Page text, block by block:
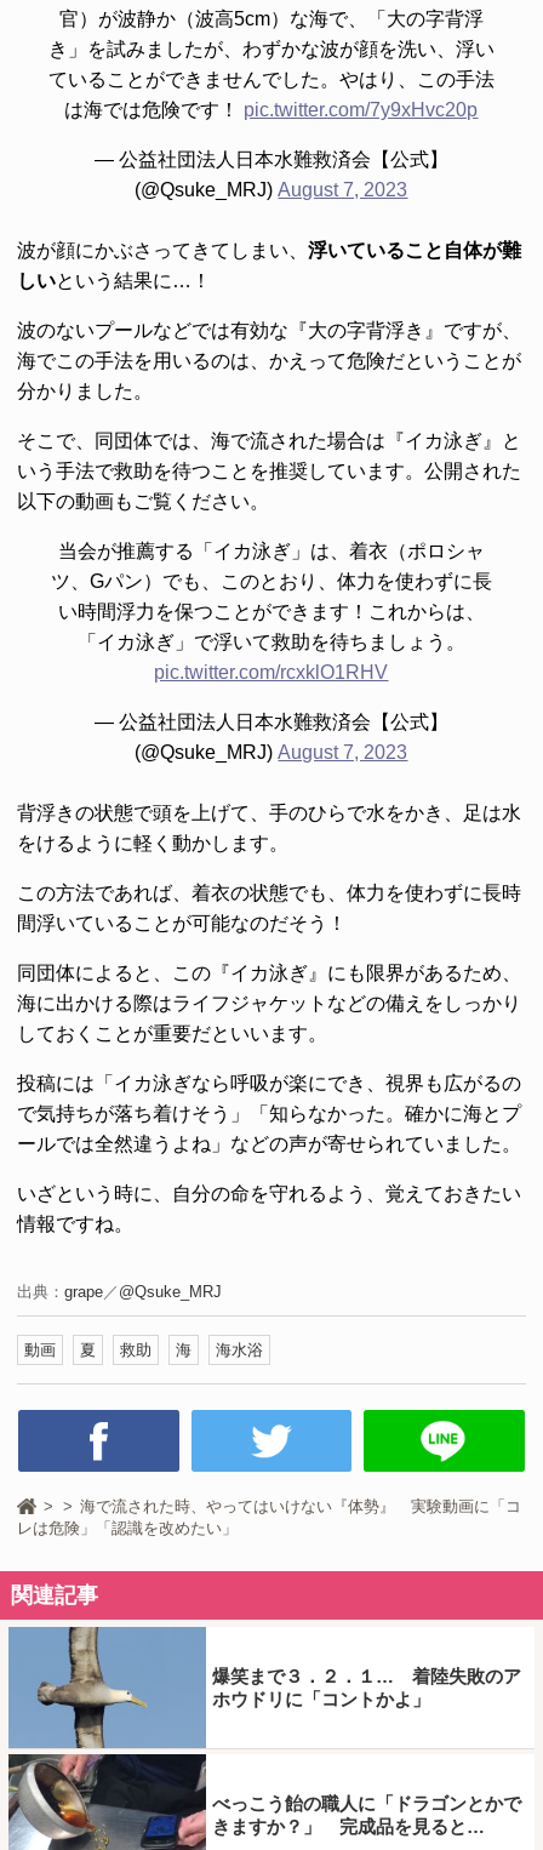
官）が波静か（波高5cm）な海で、「大の字背浮
き」を試みましたが、わずかな波が顔を洗い、浮い
ていることができませんでした。やはり、この手法
は海では危険です！ pic.twitter.com/7y9xHvc20p
— 公益社団法人日本水難救済会【公式】
(@Qsuke_MRJ)August 7, 2023
波が顔にかぶさってきてしまい、 浮いていること自体が難
しいという結果に…！
波のないプールなどでは有効な『大の字背浮き』ですが、
海でこの手法を用いるのは、かえって危険だということが
分かりました。
そこで、同団体では、海で流された場合は『イカ泳ぎ』と
いう手法で救助を待つことを推奨しています。公開された
以下の動画もご覧ください。
当会が推薦する「イカ泳ぎ」は、着衣（ポロシャ
ツ、Gパン）でも、このとおり、体力を使わずに長
い時間浮力を保つことができます！これからは、
「イカ泳ぎ」で浮いて救助を待ちましょう。
pic.twitter.com/rcxklO1RHV
— 公益社団法人日本水難救済会【公式】
(@Qsuke_MRJ)August 7, 2023
背浮きの状態で頭を上げて、手のひらで水をかき、足は水
をけるように軽く動かします。
この方法であれば、着衣の状態でも、体力を使わずに長時
間浮いていることが可能なのだそう！
同団体によると、この『イカ泳ぎ』にも限界があるため、
海に出かける際はライフジャケットなどの備えをしっかり
しておくことが重要だといいます。
投稿には「イカ泳ぎなら呼吸が楽にでき、視界も広がるの
で気持ちが落ち着けそう」「知らなかった。確かに海とプ
ールでは全然違うよね」などの声が寄せられていました。
いざという時に、自分の命を守れるよう、覚えておきたい
情報ですね。
出典： grape ／ @Qsuke_MRJ
動画 夏 救助 海 海水浴
海で流された時、やってはいけない『体勢』 実験動画に「コ
レは危険」「認識を改めたい」
関連記事
爆笑まで３．２．１… 着陸失敗のア
ホウドリに「コントかよ」
べっこう飴の職人に「ドラゴンとかで
きますか？」 完成品を見ると…